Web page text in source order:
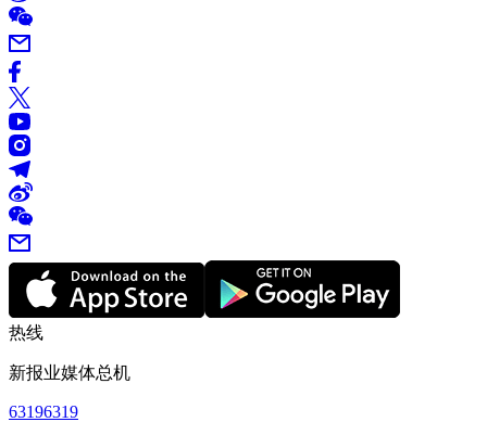
热线
新报业媒体总机
63196319